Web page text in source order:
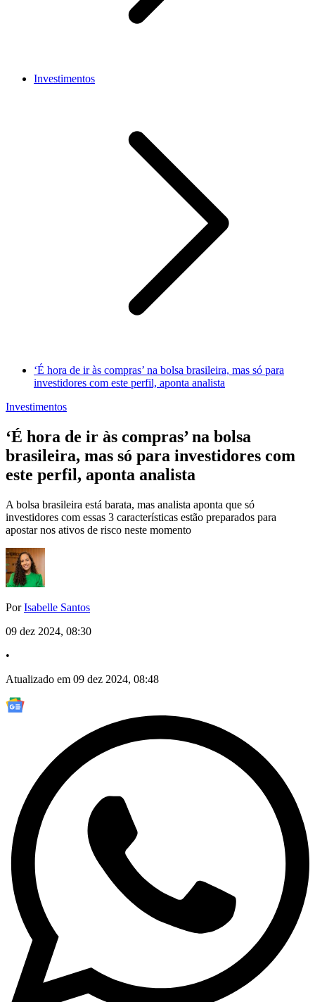
Investimentos
‘É hora de ir às compras’ na bolsa brasileira, mas só para
investidores com este perfil, aponta analista
Investimentos
‘É hora de ir às compras’ na bolsa
brasileira, mas só para investidores com
este perfil, aponta analista
A bolsa brasileira está barata, mas analista aponta que só
investidores com essas 3 características estão preparados para
apostar nos ativos de risco neste momento
PorIsabelle Santos
09 dez 2024, 08:30
•
Atualizado em 09 dez 2024, 08:48